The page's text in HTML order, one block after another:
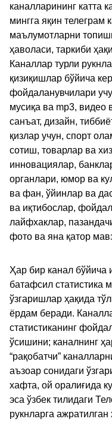
каналларининг катта
мингга яқин телеграм
маълумотларни
ҳаволаси, таркиби
Каналлар турли
қизиқишлар бўйича
фойдаланувчилари
мусиқа ва mp3,
санъат, дизайн,
қизлар учун, спорт
сотиш, товарлар ва
инновациялар,
органлари, юмор ва
ва фан, ўйинлар ва
ва иқтибослар,
лайфхаклар,
фото ва яна қатор
Ҳар бир канал бўйича
батафсил статистика
ўзгаришлар ҳақида
ёрдам беради.
статистиканинг
ўсишини; каналнинг
“рақобатчи”
аъзоар сонидаги
хафта, ой оралиғида
эса ўзбек тилидаги
рукнларга